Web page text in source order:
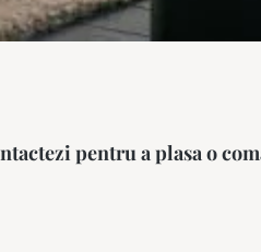
pentru a plasa o